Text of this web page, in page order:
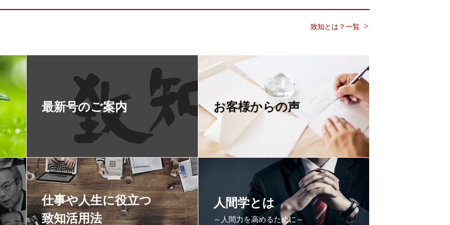
致知とは？一覧
最新号のご案内 お客様からの声
仕事や人生に役立つ
致知活用法
人間学とは
～人間力を高めるために～